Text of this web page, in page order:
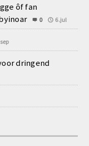
ôf fan
0 6.jul
dringend